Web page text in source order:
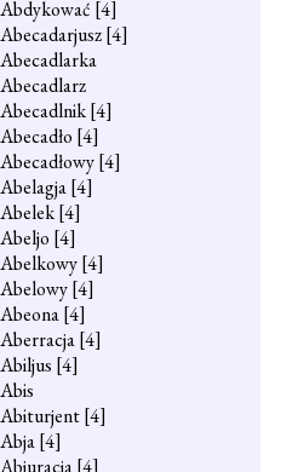
Abdykować [4]
Abecadarjusz[4]
Abecadlarka
Abecadlarz
Abecadlnik[4]
Abecadło [4]
Abecadłowy[4]
Abelagja[4]
Abelek[4]
Abeljo [4]
Abelkowy[4]
Abelowy[4]
Abeona[4]
Aberracja[4]
Abiljus [4]
Abis
Abiturjent[4]
Abja[4]
Abjuracja[4]